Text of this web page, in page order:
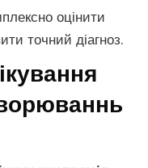
оцінити
точний діагноз.